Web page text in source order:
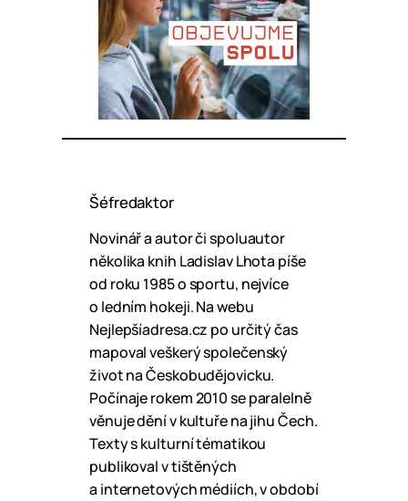
Šéfredaktor
Novinář a autor či spoluautor
několika knih Ladislav Lhota píše
od roku 1985 o sportu, nejvíce
o ledním hokeji. Na webu
Nejlepšíadresa.cz po určitý čas
mapoval veškerý společenský
život na Českobudějovicku.
Počínaje rokem 2010 se paralelně
věnuje dění v kultuře na jihu Čech.
Texty s kulturní tématikou
publikoval v tištěných
a internetových médiích, v období